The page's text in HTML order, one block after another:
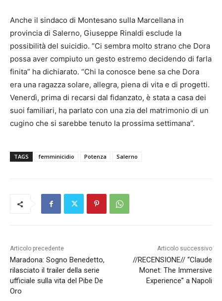
Anche il sindaco di Montesano sulla Marcellana in
provincia di Salerno, Giuseppe Rinaldi esclude la
possibilità del suicidio. “Ci sembra molto strano che Dora
possa aver compiuto un gesto estremo decidendo di farla
finita” ha dichiarato. “Chi la conosce bene sa che Dora
era una ragazza solare, allegra, piena di vita e di progetti.
Venerdì, prima di recarsi dal fidanzato, è stata a casa dei
suoi familiari, ha parlato con una zia del matrimonio di un
cugino che si sarebbe tenuto la prossima settimana”.
TAGS femminicidio Potenza Salerno
Articolo precedente
Maradona: Sogno Benedetto,
rilasciato il trailer della serie
ufficiale sulla vita del Pibe De
Oro
Articolo successivo
//RECENSIONE// “Claude
Monet: The Immersive
Experience” a Napoli